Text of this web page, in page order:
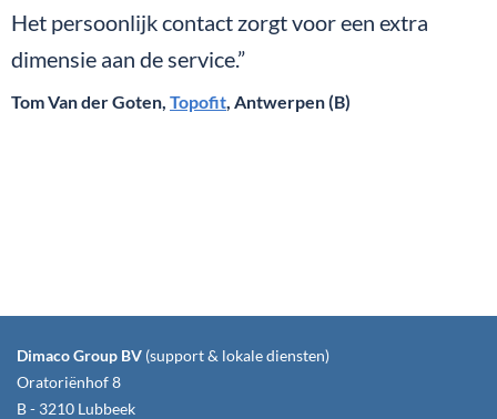
Het persoonlijk contact zorgt voor een extra
dimensie aan de service.”
Tom Van der Goten, Topofit, Antwerpen (B)
Dimaco Group BV (support & lokale diensten)
Oratoriënhof 8
B - 3210 Lubbeek